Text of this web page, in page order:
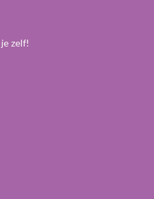
zelf!